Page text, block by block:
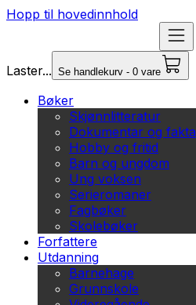
Hopp til hovedinnhold
Laster... Se handlekurv - 0 vare
Bøker
Skjønnlitteratur
Dokumentar og fakta
Hobby og fritid
Barn og ungdom
Ung voksen
Serieromaner
Fagbøker
Skolebøker
Forfattere
Utdanning
Barnehage
Grunnskole